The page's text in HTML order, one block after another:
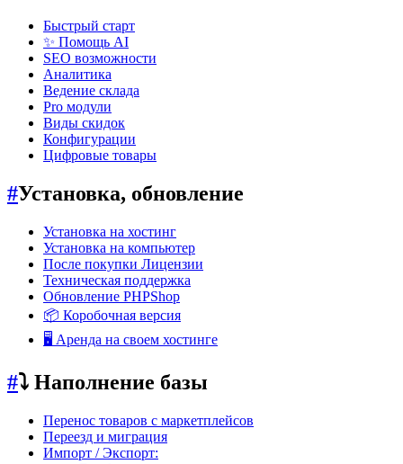
Быстрый старт
✨ Помощь AI
SEO возможности
Аналитика
Ведение склада
Pro модули
Виды скидок
Конфигурации
Цифровые товары
#Установка, обновление
Установка на хостинг
Установка на компьютер
После покупки Лицензии
Техническая поддержка
Обновление PHPShop
📦 Коробочная версия
🖥️ Аренда на своем хостинге
#⤵️ Наполнение базы
Перенос товаров с маркетплейсов
Переезд и миграция
Импорт / Экспорт: